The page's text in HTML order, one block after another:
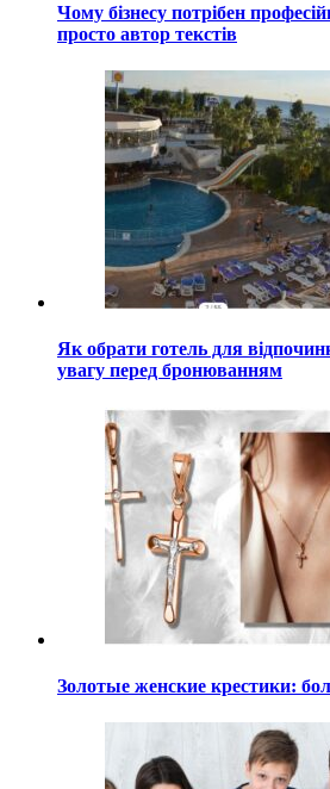
Чому бізнесу потрібен
просто автор текстів
Як обрати готель для
увагу перед бронюванням
Золотые женские крестики: